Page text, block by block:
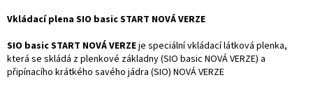
Vkládací plena SIO basic START NOVÁ VERZE
SIO basic START NOVÁ VERZEje speciální vkládací látková plenka,
která se skládá z plenkové základny (SIO basic NOVÁ VERZE) a
připínacího krátkého savého jádra (SIO) NOVÁ VERZE